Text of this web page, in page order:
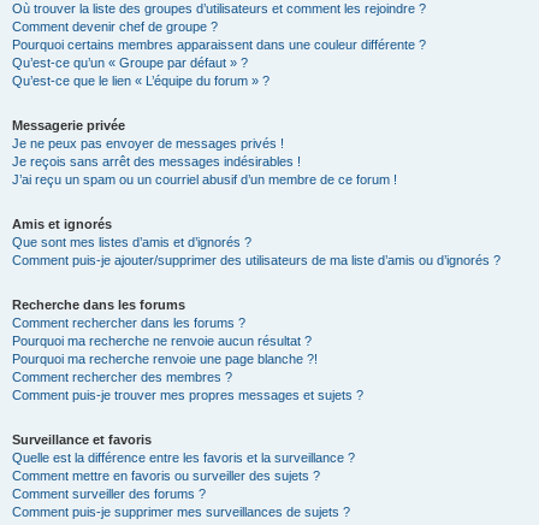
Où trouver la liste des groupes d’utilisateurs et comment les rejoindre ?
Comment devenir chef de groupe ?
Pourquoi certains membres apparaissent dans une couleur différente ?
Qu’est-ce qu’un « Groupe par défaut » ?
Qu’est-ce que le lien « L’équipe du forum » ?
Messagerie privée
Je ne peux pas envoyer de messages privés !
Je reçois sans arrêt des messages indésirables !
J’ai reçu un spam ou un courriel abusif d’un membre de ce forum !
Amis et ignorés
Que sont mes listes d’amis et d’ignorés ?
Comment puis-je ajouter/supprimer des utilisateurs de ma liste d’amis ou d’ignorés ?
Recherche dans les forums
Comment rechercher dans les forums ?
Pourquoi ma recherche ne renvoie aucun résultat ?
Pourquoi ma recherche renvoie une page blanche ?!
Comment rechercher des membres ?
Comment puis-je trouver mes propres messages et sujets ?
Surveillance et favoris
Quelle est la différence entre les favoris et la surveillance ?
Comment mettre en favoris ou surveiller des sujets ?
Comment surveiller des forums ?
Comment puis-je supprimer mes surveillances de sujets ?